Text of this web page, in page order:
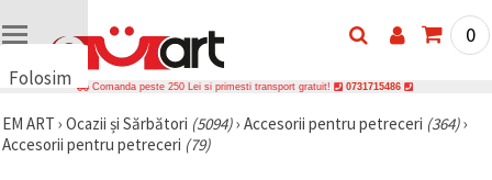
Folosim
uri
🍪 Folosim
0
Comanda peste 250 Lei si primesti transport gratuit! 0731715486
EM ART › Ocazii și Sărbători (5094)› Accesorii pentru petreceri (364)›
Accesorii pentru petreceri (79)